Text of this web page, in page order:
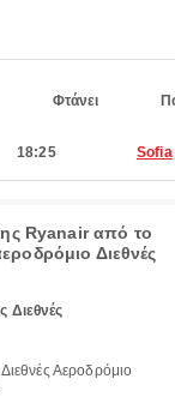
Φτάνει
18:25 Sofia
Ryanair από το
Διεθνές
Διεθνές